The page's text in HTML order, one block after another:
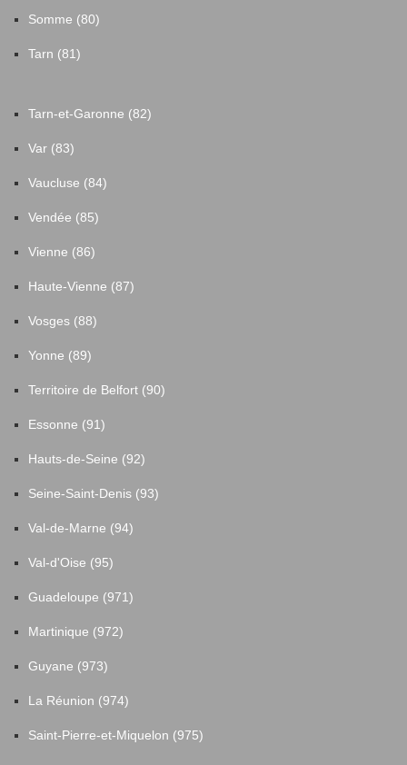
Somme (80)
Tarn (81)
Tarn-et-Garonne (82)
Var (83)
Vaucluse (84)
Vendée (85)
Vienne (86)
Haute-Vienne (87)
Vosges (88)
Yonne (89)
Territoire de Belfort (90)
Essonne (91)
Hauts-de-Seine (92)
Seine-Saint-Denis (93)
Val-de-Marne (94)
Val-d'Oise (95)
Guadeloupe (971)
Martinique (972)
Guyane (973)
La Réunion (974)
Saint-Pierre-et-Miquelon (975)